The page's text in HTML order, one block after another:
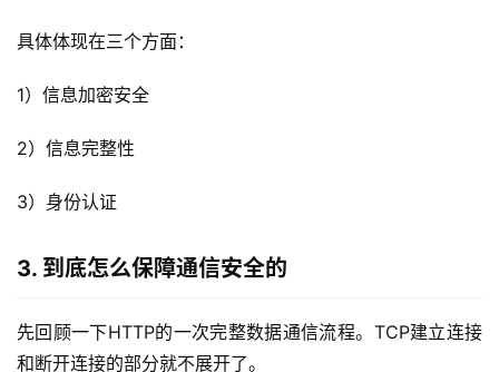
具体体现在三个方面：
1）信息加密安全
2）信息完整性
3）身份认证
3. 到底怎么保障通信安全的
先回顾一下HTTP的一次完整数据通信流程。TCP建立连接
和断开连接的部分就不展开了。